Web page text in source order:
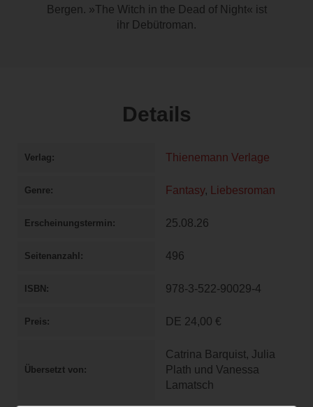
Bergen. »The Witch in the Dead of Night« ist
ihr Debütroman.
Details
Verlag Thienemann Verlage
Genre Fantasy, Liebesroman
Erscheinungstermin 25.08.26
Seitenanzahl 496
ISBN 978-3-522-90029-4
Preis DE 24,00 €
Übersetzt von
Catrina Barquist, Julia
Plath und Vanessa
Lamatsch